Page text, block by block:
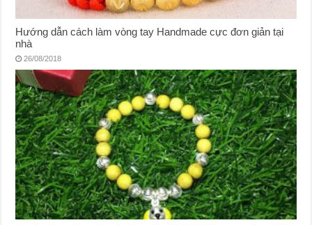
Hướng dẫn cách làm vòng tay Handmade cực đơn giản tại
nhà
26/08/2018